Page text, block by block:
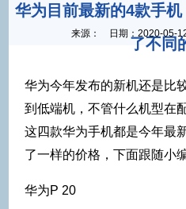
华为目前最新的4款手
了不同
来源： 日期： 2020-05-
华为今年发布的新机还是比
到低端机，不管什么机型在
这四款华为手机都是今年最
了一样的价格，下面跟随小
华为P 20